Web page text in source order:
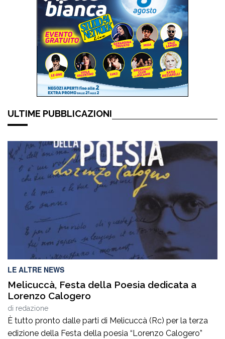
ULTIME PUBBLICAZIONI
LE ALTRE NEWS
Melicuccà, Festa della Poesia dedicata a
Lorenzo Calogero
di redazione
È tutto pronto dalle parti di Melicuccà (Rc) per la terza
edizione della Festa della poesia “Lorenzo Calogero”